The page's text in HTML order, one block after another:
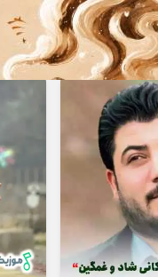
مداحیتماس با ما